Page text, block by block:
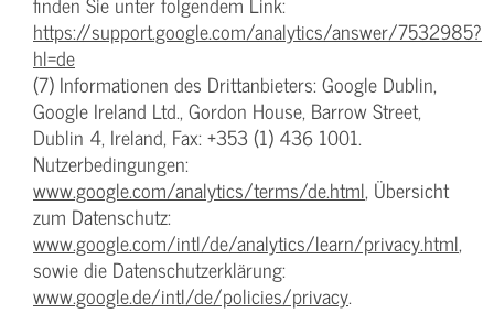
https://support.google.com/analytics/answer/7532985?
hl=de
(7) Informationen des Drittanbieters: Google Dublin,
Google Ireland Ltd., Gordon House, Barrow Street,
Dublin 4, Ireland, Fax: +353 (1) 436 1001.
Nutzerbedingungen:
www.google.com/analytics/terms/de.html, Übersicht
zum Datenschutz:
www.google.com/intl/de/analytics/learn/privacy.html,
sowie die Datenschutzerklärung:
www.google.de/intl/de/policies/privacy.